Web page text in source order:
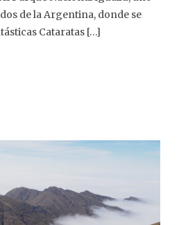
de la Argentina, donde se
Cataratas […]